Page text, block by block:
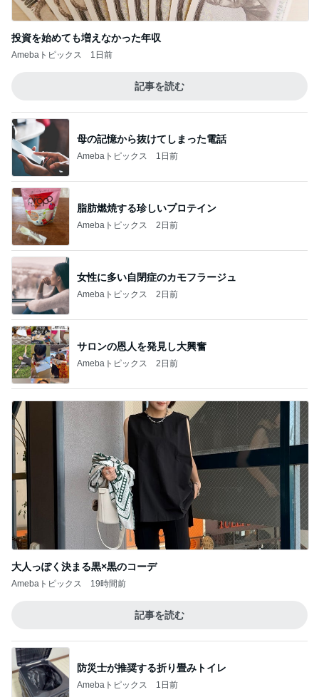
投資を始めても増えなかった年収
Amebaトピックス 1日前
記事を読む
母の記憶から抜けてしまった電話
Amebaトピックス 1日前
脂肪燃焼する珍しいプロテイン
Amebaトピックス 2日前
女性に多い自閉症のカモフラージュ
Amebaトピックス 2日前
サロンの恩人を発見し大興奮
Amebaトピックス 2日前
大人っぽく決まる黒×黒のコーデ
Amebaトピックス 19時間前
記事を読む
防災士が推奨する折り畳みトイレ
Amebaトピックス 1日前